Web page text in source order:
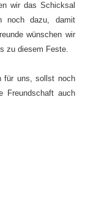
wir das Schicksal
noch dazu, damit
wünschen wir
zu diesem Feste.
für uns, sollst noch
Freundschaft auch